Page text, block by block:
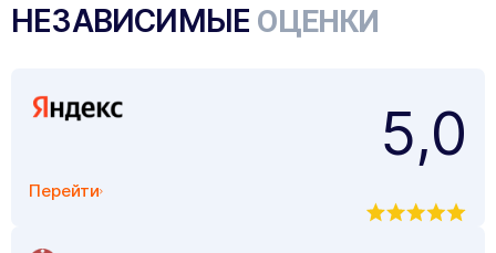
НЕЗАВИСИМЫЕ ОЦЕНКИ
Перейти
5,0